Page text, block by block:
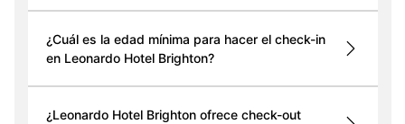
¿Cuál es la edad mínima para hacer el check-in
en Leonardo Hotel Brighton?
¿Leonardo Hotel Brighton ofrece check-out